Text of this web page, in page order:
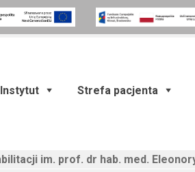
Instytut Strefa pacjenta
im. prof. dr hab. med.